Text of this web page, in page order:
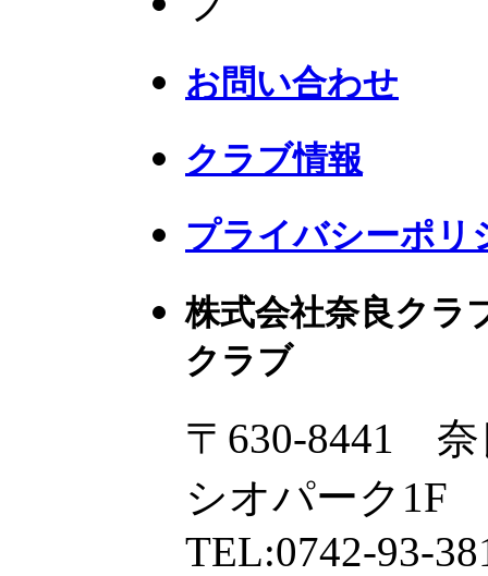
お問い合わせ
クラブ情報
プライバシーポリ
株式会社奈良ク
クラブ
〒630-8441
シオパーク1F
TEL:0742-93-